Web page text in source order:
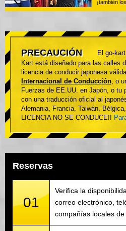
¡también
PRECAUCIÓN
El go-
Kart está diseñado para las calles
licencia de conducir japonesa
Internacional de Conducción , o
Fuerzas de EE.UU. en Japón, o tu
con una traducción oficial al
Alemania, Francia, Taiwán,
LICENCIA NO SE CONDUCE!!
Reservas
01
Verifica la
correo electrónico,
compañías locales de